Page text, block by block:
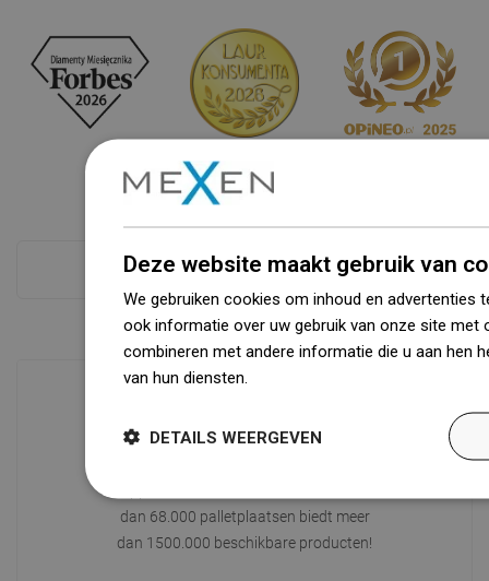
Zie alles
Beschikbaarheid van goederen
dan 68.000 palletplaatsen biedt meer
dan 1500.000 beschikbare producten!
Deze website maakt gebruik van
We gebruiken cookies om inhoud en advertenties
ook informatie over uw gebruik van onze site met
combineren met andere informatie die u aan hen
van hun diensten.
DETAILS WEERGEVEN